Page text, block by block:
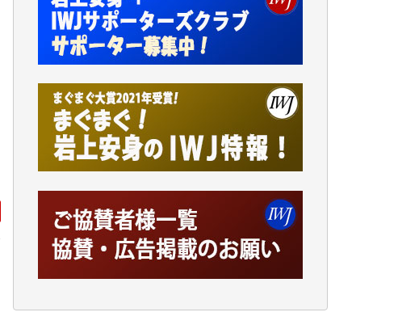
諸般の事情によりIWJ会費払えず今は非会員
です。市民側に立つ講演会にIWJのカメラマ
ンをよく拝見しております。コンテンツが失
われるのはあまりにもったいない。少しでも
お役立てください。（H.O.様）
今日、僅かですがカンパしました。（T.M.
様）
今日、僅かですがカンパしました。IWJの危
機を乗り切るには到底及ばない額ですが病気
の妻を抱えている私にとっては精一杯のカン
パです。
かねてよりIWJが発してきた膨大な取材記事